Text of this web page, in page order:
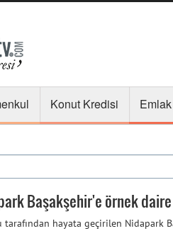
Konut Kredisi
Başakşehir'e örnek daire
tarafından hayata geçirilen Nidapark